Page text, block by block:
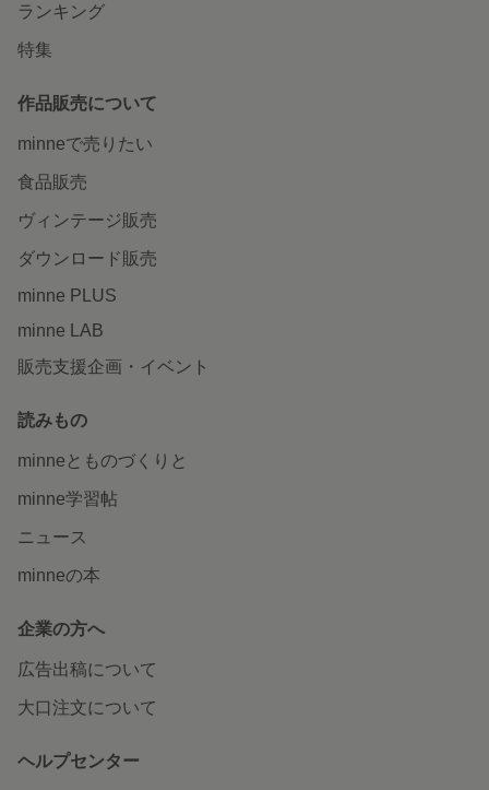
ランキング
特集
作品販売について
minneで売りたい
食品販売
ヴィンテージ販売
ダウンロード販売
minne PLUS
minne LAB
販売支援企画・イベント
読みもの
minneとものづくりと
minne学習帖
ニュース
minneの本
企業の方へ
広告出稿について
大口注文について
ヘルプセンター